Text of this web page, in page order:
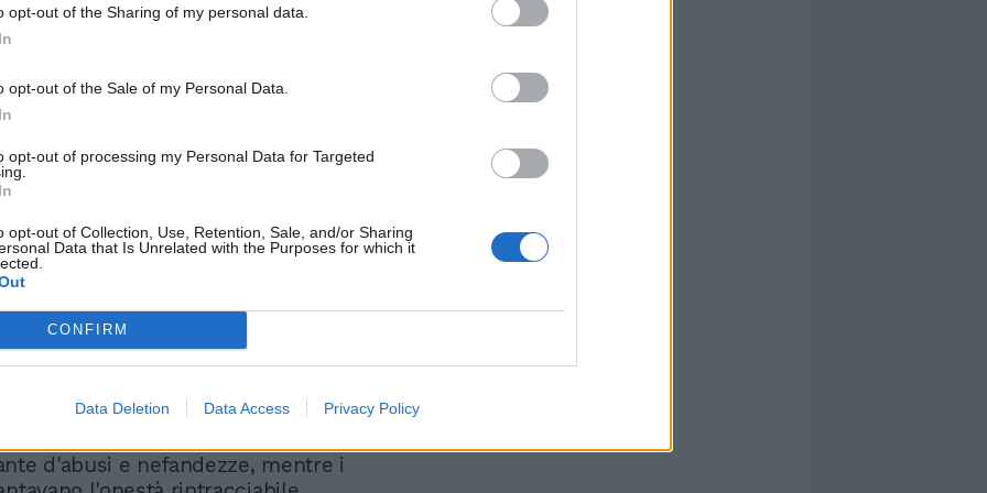
opt-out of the Sharing of my personal data.
opt-out of the Sale of my Personal Data.
opt-out of processing my Personal Data for Targeted
opt-out of Collection, Use, Retention, Sale, and/or Sharing
Data that Is Unrelated with the Purposes for which it
CONFIRM
Data Deletion Data Access Privacy Policy
picconate imitando almeno il suo
Suggerimento subito sigillato in
Forse Franco Sensi esagera
ogni volta l'elenco dei "reprobi"
di gara Farina, Racalbuto,
e Trentalange (vicinissimo al
Adriano Galliani. Però alcuni
arriveranno, ammesso che non restino
deferimenti del ribelle alla
Disciplinare. Sì, "l'imputato" dovrà
un giorno le sue accuse, a dispetto di
visionario inattendibile. Come se il
giusto gli ospiti canonici di Caputi. Come
d'abusi e nefandezze, mentre i